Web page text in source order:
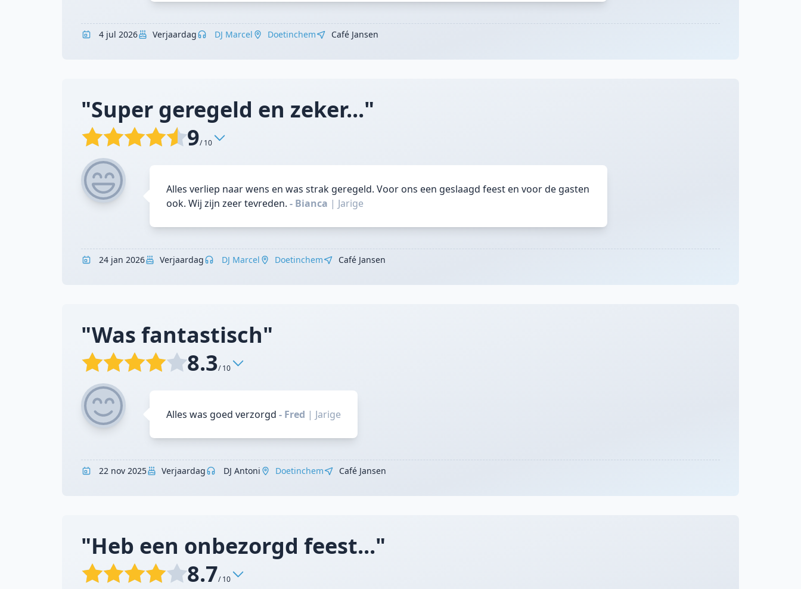
4 jul 2026 Verjaardag DJ Marcel Doetinchem Café Jansen
"Super geregeld en zeker..."
9/ 10
Alles verliep naar wens en was strak geregeld. Voor ons een geslaagd feest en voor de gasten
ook. Wij zijn zeer tevreden. - Bianca | Jarige
24 jan 2026 Verjaardag DJ Marcel Doetinchem Café Jansen
"Was fantastisch"
8.3/ 10
Alles was goed verzorgd - Fred | Jarige
22 nov 2025 Verjaardag DJ Antoni Doetinchem Café Jansen
"Heb een onbezorgd feest..."
8.7/ 10